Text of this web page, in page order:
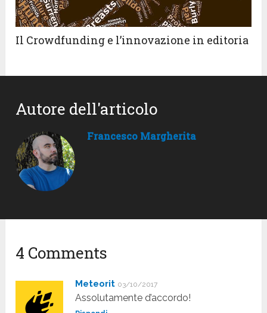
Il Crowdfunding e l’innovazione in editoria
Autore dell'articolo
Francesco Margherita
4 Comments
Meteorit 03/10/2017
Assolutamente d’accordo!